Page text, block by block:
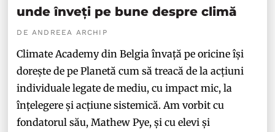
unde înveți pe bune despre climă
DE ANDREEA ARCHIP
Climate Academy din Belgia învață pe oricine își
dorește de pe Planetă cum să treacă de la acțiuni
individuale legate de mediu, cu impact mic, la
înțelegere și acțiune sistemică. Am vorbit cu
fondatorul său, Mathew Pye, și cu elevi și